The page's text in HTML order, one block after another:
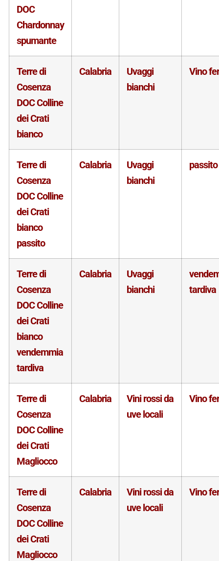
DOC
Chardonnay
spumante
Terre di
Cosenza
DOC Colline
dei Crati
bianco
Calabria
Uvaggi
bianchi
Vino
Terre di
Cosenza
DOC Colline
dei Crati
bianco
passito
Calabria
Uvaggi
bianchi
passito
Terre di
Cosenza
DOC Colline
dei Crati
bianco
vendemmia
tardiva
Calabria
Uvaggi
bianchi
tardiva
Terre di
Cosenza
DOC Colline
dei Crati
Magliocco
Calabria
Vini rossi da
uve locali
Vino
Terre di
Cosenza
DOC Colline
dei Crati
Magliocco
Calabria
Vini rossi da
uve locali
Vino